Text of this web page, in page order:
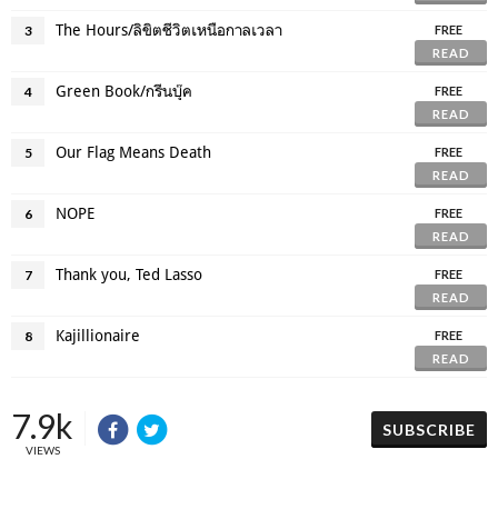
3 The Hours/ลิขิตชีวิตเหนือกาลเวลา
FREE
READ
4 Green Book/กรีนบุ๊ค
FREE
READ
5 Our Flag Means Death
FREE
READ
6 NOPE
FREE
READ
7 Thank you, Ted Lasso
FREE
READ
8 Kajillionaire
FREE
READ
7.9k
VIEWS
SUBSCRIBE